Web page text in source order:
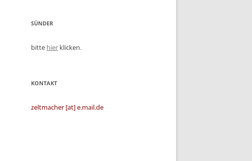
SÜNDER
bitte hier klicken.
KONTAKT
zeltmacher [at] e.mail.de